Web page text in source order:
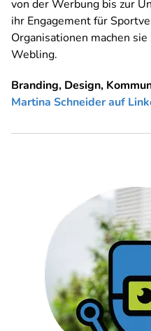
von der Werbung bis zur
ihr Engagement für
Organisationen machen
Webling.
Branding, Design,
Martina Schneider auf